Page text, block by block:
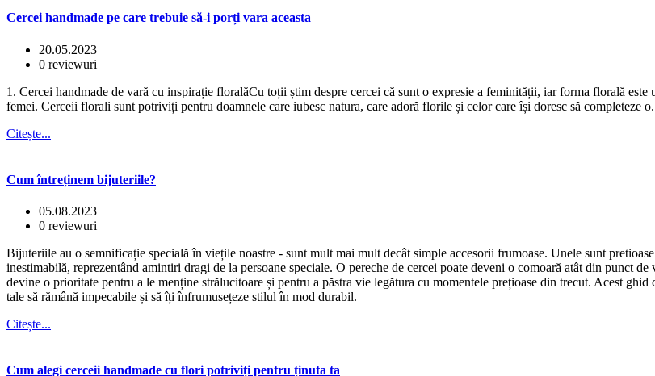
Cercei handmade pe care trebuie să-i porți vara aceasta
20.05.2023
0 reviewuri
1. Cercei handmade de vară cu inspirație floralăCu toții știm despre cercei că sunt o expresie a feminității, iar forma florală
femei. Cerceii florali sunt potriviți pentru doamnele care iubesc natura, care adoră florile și celor care își doresc să completeze
Citește...
Cum întreținem bijuteriile?
05.08.2023
0 reviewuri
Bijuteriile au o semnificație specială în viețile noastre - sunt mult mai mult decât simple accesorii frumoase. Unele sunt
inestimabilă, reprezentând amintiri dragi de la persoane speciale. O pereche de cercei poate deveni o comoară atât din punct
devine o prioritate pentru a le menține strălucitoare și pentru a păstra vie legătura cu momentele prețioase din trecut. Acest
tale să rămână impecabile și să îți înfrumusețeze stilul în mod durabil.
Citește...
Cum alegi cerceii handmade cu flori potriviți pentru ținuta ta